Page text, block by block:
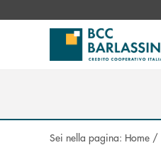
Sei nella pagina: Home /